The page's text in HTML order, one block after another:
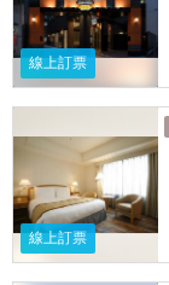
線上訂票
線上訂票